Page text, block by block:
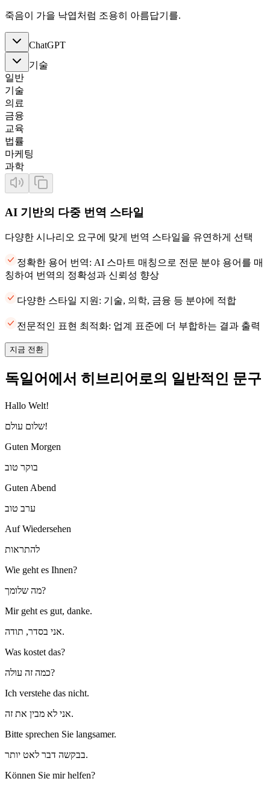
죽음이 가을 낙엽처럼 조용히 아름답기를.
ChatGPT
기술
일반
기술
의료
금융
교육
법률
마케팅
과학
AI 기반의 다중 번역 스타일
다양한 시나리오 요구에 맞게 번역 스타일을 유연하게 선택
정확한 용어 번역: AI 스마트 매칭으로 전문 분야 용어를 매
칭하여 번역의 정확성과 신뢰성 향상
다양한 스타일 지원: 기술, 의학, 금융 등 분야에 적합
전문적인 표현 최적화: 업계 표준에 더 부합하는 결과 출력
지금 전환
독일어에서 히브리어로의 일반적인 문구
Hallo Welt!
שלום עולם!
Guten Morgen
בוקר טוב
Guten Abend
ערב טוב
Auf Wiedersehen
להתראות
Wie geht es Ihnen?
מה שלומך?
Mir geht es gut, danke.
אני בסדר, תודה.
Was kostet das?
כמה זה עולה?
Ich verstehe das nicht.
אני לא מבין את זה.
Bitte sprechen Sie langsamer.
בבקשה דבר לאט יותר.
Können Sie mir helfen?